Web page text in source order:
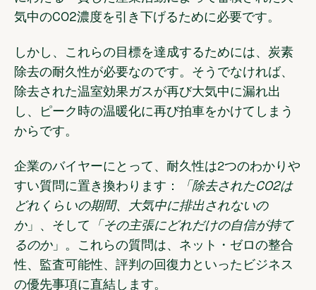
気中のCO2濃度を引き下げるために必要です。
しかし、これらの目標を達成するためには、炭素
除去の耐久性が必要なのです。そうでなければ、
除去された温室効果ガスが再び大気中に漏れ出
し、ピーク時の温暖化に再び拍車をかけてしまう
からです。
企業のバイヤーにとって、耐久性は2つのわかりや
すい質問に置き換わります：
「除去されたCO2は
どれくらいの期間、大気中に排出されないの
か」、そして
「その主張にどれだけの自信が持て
るのか」。これらの質問は、ネット・ゼロの整合
性、監査可能性、評判の回復力といったビジネス
の優先事項に直結します。